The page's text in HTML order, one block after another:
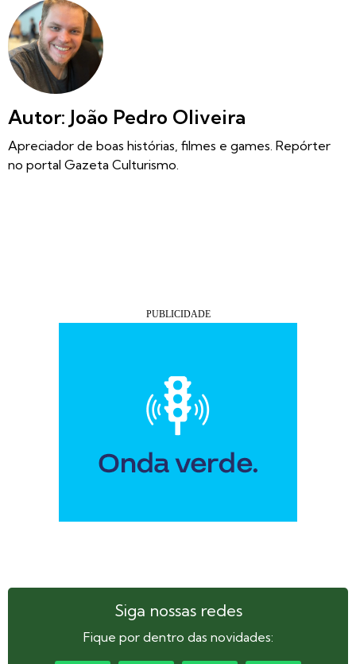
Autor: João Pedro Oliveira
Apreciador de boas histórias, filmes e games. Repórter
no portal Gazeta Culturismo.
Siga nossas redes
Fique por dentro das novidades: